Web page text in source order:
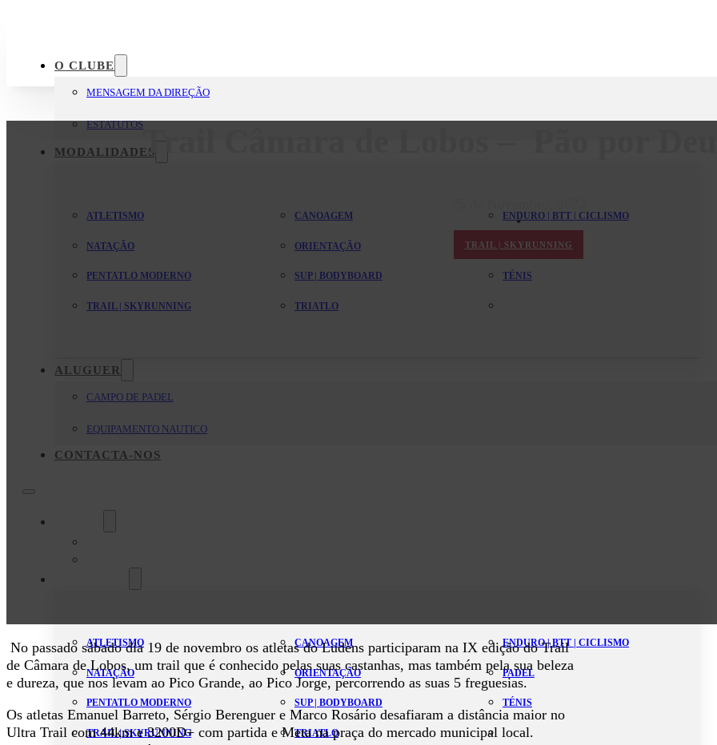
O CLUBE
MENSAGEM DA DIREÇÃO
ESTATUTOS
MODALIDADES
ATLETISMO CANOAGEM ENDURO | BTT | CICLISMO
NATAÇÃO ORIENTAÇÃO PADEL
PENTATLO MODERNO SUP | BODYBOARD TÉNIS
TRAIL | SKYRUNNING TRIATLO
ALUGUER
CAMPO DE PADEL
EQUIPAMENTO NAUTICO
CONTACTA-NOS
ATLETISMO CANOAGEM ENDURO | BTT | CICLISMO
NATAÇÃO ORIENTAÇÃO PADEL
PENTATLO MODERNO SUP | BODYBOARD TÉNIS
TRAIL | SKYRUNNING TRIATLO
Trail Câmara de Lobos – Pão por
TRAIL | SKYRUNNING
No passado sábado dia 19 de novembro os atletas do Ludens participaram na IX edição do Trail
de Câmara de Lobos, um trail que é conhecido pelas suas castanhas, mas também pela sua beleza
e dureza, que nos levam ao Pico Grande, ao Pico Jorge, percorrendo as suas 5 freguesias.
Os atletas Emanuel Barreto, Sérgio Berenguer e Marco Rosário desafiaram a distância maior no
Ultra Trail com 44km e 3200D+ com partida e Meta na praça do mercado municipal local.